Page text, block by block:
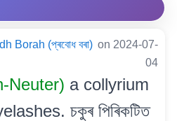
Borah (প্ৰবোধ বৰা) on 2024-07-
04
Neuter) a collyrium
চকুৰ পিৰিকটিত